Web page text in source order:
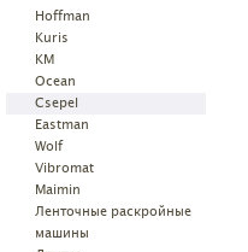
Hoffman
Kuris
KM
Ocean
Csepel
Eastman
Wolf
Vibromat
Maimin
Ленточные раскройные
машины